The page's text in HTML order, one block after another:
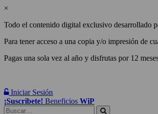
×
Todo el contenido digital exclusivo desarrollado
Para tener acceso a una copia y/o impresión de
Pagas una sola vez al año y disfrutas por 12
Iniciar Sesión
¡Suscribete! Beneficios WiP
Buscar: